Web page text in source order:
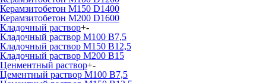
Керамзитобетон М150 D1400
Керамзитобетон М200 D1600
Кладочный раствор+-
Кладочный раствор М100 В7,5
Кладочный раствор М150 В12,5
Кладочный раствор М200 В15
Ценментный раствор+-
Цементный раствор М100 B7,5